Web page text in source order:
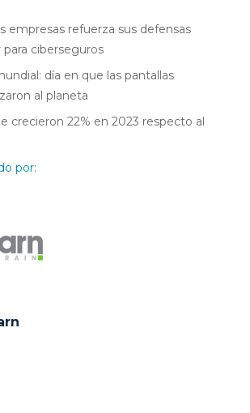
empresas refuerza sus defensas
para ciberseguros
día en que las pantallas
al planeta
crecieron 22% en 2023 respecto al
por: